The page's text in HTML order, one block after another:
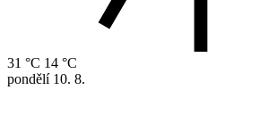
31 °C 14 °C
pondělí 10. 8.